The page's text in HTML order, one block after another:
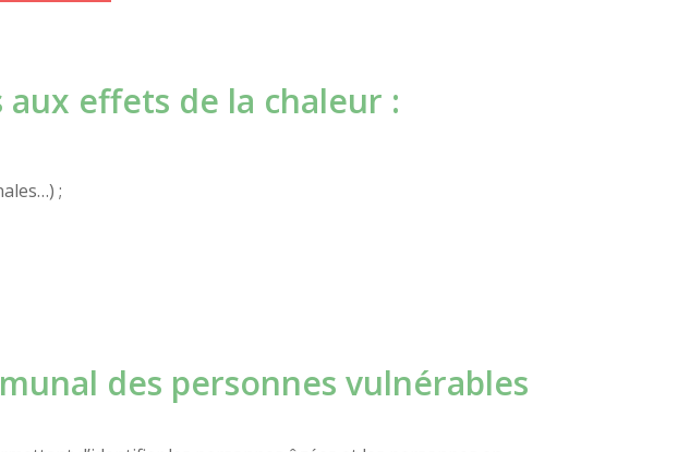
effets de la chaleur :
;
des personnes vulnérables